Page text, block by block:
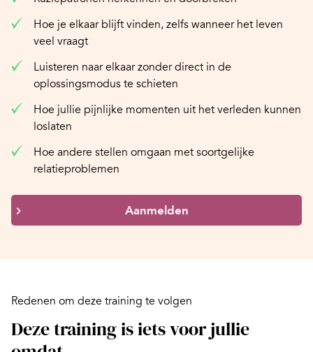
Hoe je elkaar blijft vinden, zelfs wanneer het leven
veel vraagt
Luisteren naar elkaar zonder direct in de
oplossingsmodus te schieten
Hoe jullie pijnlijke momenten uit het verleden kunnen
loslaten
Hoe andere stellen omgaan met soortgelijke
relatieproblemen
Aanmelden
Redenen om deze training te volgen
Deze training is iets voor jullie